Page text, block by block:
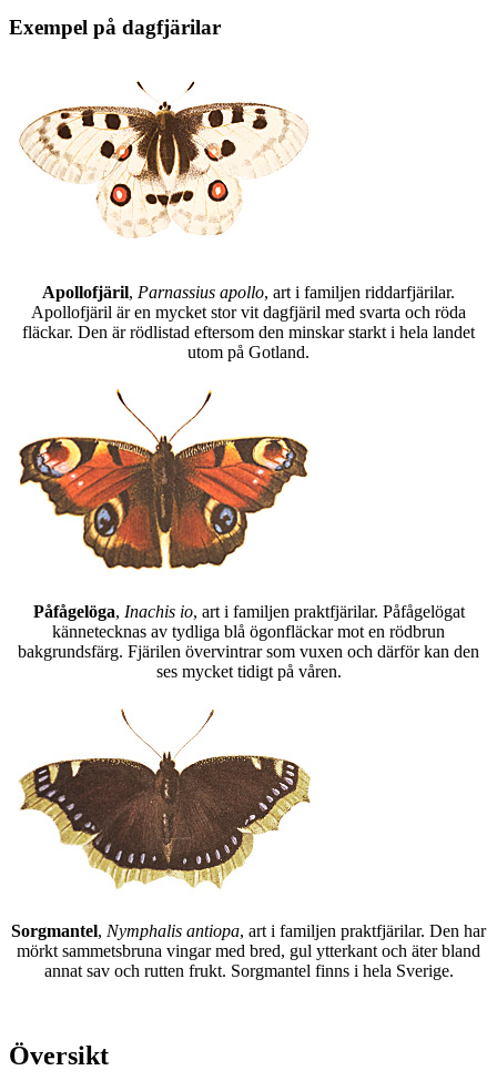
Exempel på dagfjärilar
Apollofjäril, Parnassius apollo, art i familjen riddarfjärilar.
Apollofjäril är en mycket stor vit dagfjäril med svarta och röda
fläckar. Den är rödlistad eftersom den minskar starkt i hela landet
utom på Gotland.
Påfågelöga, Inachis io, art i familjen praktfjärilar. Påfågelögat
kännetecknas av tydliga blå ögonfläckar mot en rödbrun
bakgrundsfärg. Fjärilen övervintrar som vuxen och därför kan den
ses mycket tidigt på våren.
Sorgmantel, Nymphalis antiopa, art i familjen praktfjärilar. Den har
mörkt sammetsbruna vingar med bred, gul ytterkant och äter bland
annat sav och rutten frukt. Sorgmantel finns i hela Sverige.
Översikt